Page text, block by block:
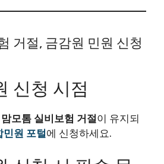
거절, 금감원 민원 신청
신청 시점
맘모톰 실비보험 거절이 유지되
민원 포털에 신청하세요.